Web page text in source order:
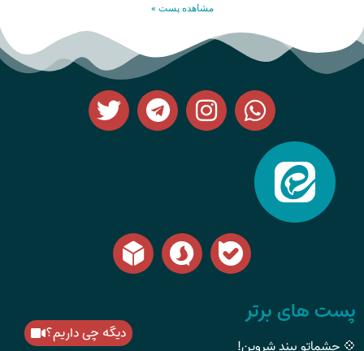
مشاهده پست »
پست های برتر
دیگه چی داریم؟